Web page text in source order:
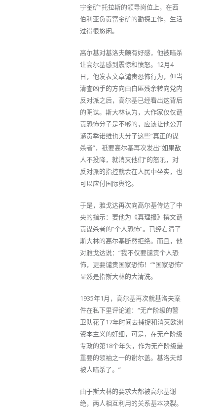
宁金矿”托拉斯的领导岗位上，在西
伯利亚负责富金矿的勘探工作，生活
过得很悠闲。
高尔基对基洛夫颇有好感，他被暗杀
让高尔基感到震惊和愤怒。12月4
日，他发表文章谴责恐怖行为，但当
清查凶手的方向由白匪残余转向党内
反对派之后，高尔基已经看出这背后
的阴谋。斯大林认为，大作家仅仅谴
责恐怖分子是不够的，应该让他公开
谴责季诺维也夫分子这些“真正的谋
杀者”，祇要高尔基再次发出“如果敌
人不投降，就消灭他们”的怒吼，对
反对派的指控就会在人民中坐实，也
可以应付国际舆论。
于是，雅戈达再次向高尔基传达了中
央的指示：要他为《真理报》撰文谴
责谋杀者的“个人恐怖”。已经看清了
斯大林的高尔基断然拒绝。而且，他
对雅戈达说：“我不仅要谴责个人恐
怖，更要谴责国家恐怖！”“国家恐怖”
显然是指斯大林的大清洗。
1935年1月，高尔基再次就基洛夫案
件在私下里评论道：“无产阶级的警
卫队花了17年时间去捕捉和消灭欧洲
资本主义的奸细，可是，在无产阶级
专政的第18个年头，作为无产阶级最
重要的领袖之一的谢尔盖。基洛夫却
被人暗杀了。”
由于斯大林的要求大都被高尔基谢
绝，两人相互利用的关系基本决裂。